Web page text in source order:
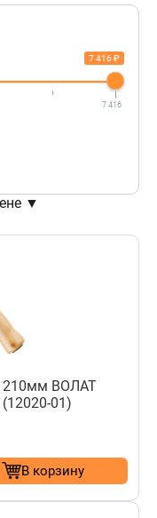
7 416 ₽
7 416
▼
210мм ВОЛАТ
01)
В корзину